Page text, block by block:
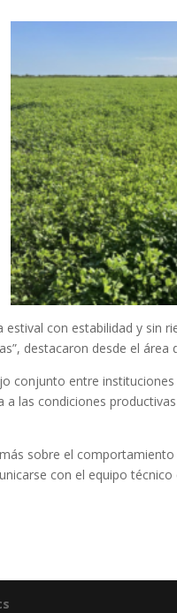
estival con estabilidad y sin
destacaron desde el área
conjunto entre
a las condiciones
sobre el
con el equipo